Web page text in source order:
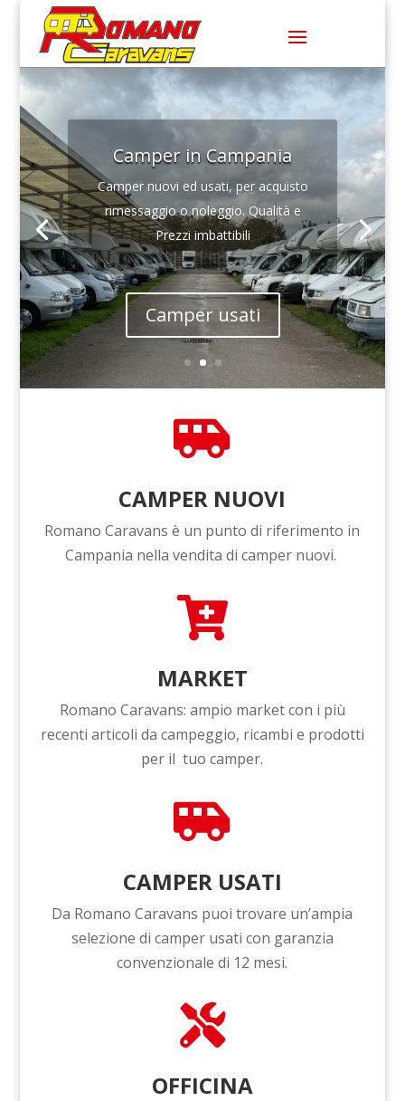
Camper in Campania
Camper nuovi ed usati, per acquisto
rimessaggio o noleggio. Qualità e
Prezzi imbattibili
Camper usati

CAMPER NUOVI
Romano Caravansè un punto di riferimento in
Campania nella vendita di camper nuovi.

MARKET
Romano Caravans: ampio market con i più
recenti articoli da campeggio, ricambi e prodotti
per il tuo camper.

CAMPER USATI
Da Romano Caravans puoi trovare un’ampia
selezione di camper usati con garanzia
convenzionale di 12 mesi.

OFFICINA